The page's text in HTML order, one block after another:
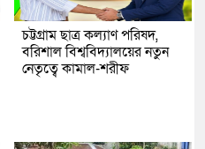
চট্টগ্রাম ছাত্র কল্যাণ পরিষদ,
বরিশাল বিশ্ববিদ্যালয়ের নতুন
নেতৃত্বে কামাল-শরীফ